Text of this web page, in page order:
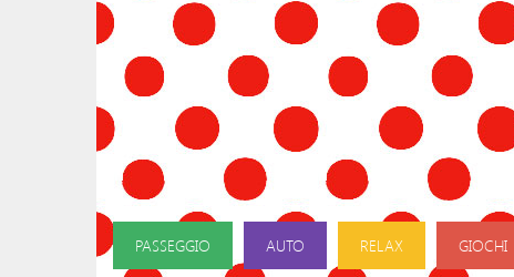
PASSEGGIO AUTO RELAX GIOCHI